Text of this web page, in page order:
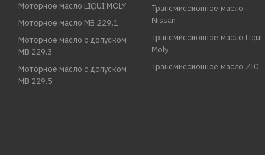
Моторное масло LIQUI MOLY
Моторное масло MB 229.1
Моторное масло с допуском
MB 229.3
Моторное масло с допуском
MB 229.5
Трансмиссионное масло
Nissan
Трансмиссионное масло Liqui
Moly
Трансмиссионное масло ZIC